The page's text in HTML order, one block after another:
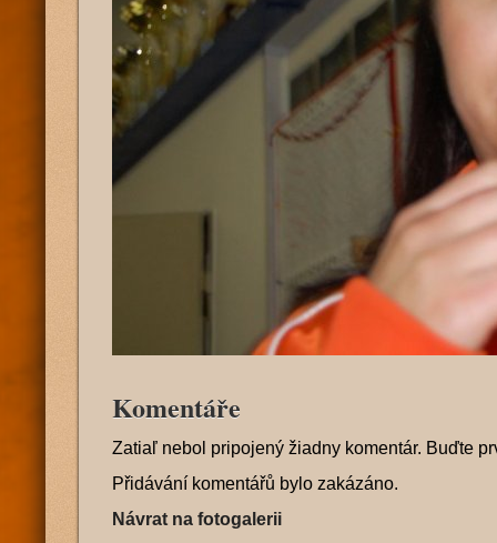
Komentáře
Zatiaľ nebol pripojený žiadny komentár. Buďte
Přidávání komentářů bylo zakázáno.
Návrat na fotogalerii